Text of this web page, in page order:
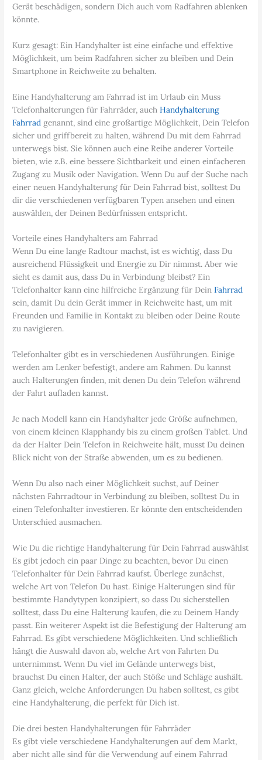
Gerät beschädigen, sondern Dich auch vom Radfahren ablenken
könnte.
Kurz gesagt: Ein Handyhalter ist eine einfache und effektive
Möglichkeit, um beim Radfahren sicher zu bleiben und Dein
Smartphone in Reichweite zu behalten.
Eine Handyhalterung am Fahrrad ist im Urlaub ein Muss
Telefonhalterungen für Fahrräder, auchHandyhalterung
Fahrrad genannt, sind eine großartige Möglichkeit, Dein Telefon
sicher und griffbereit zu halten, während Du mit dem Fahrrad
unterwegs bist. Sie können auch eine Reihe anderer Vorteile
bieten, wie z.B. eine bessere Sichtbarkeit und einen einfacheren
Zugang zu Musik oder Navigation. Wenn Du auf der Suche nach
einer neuen Handyhalterung für Dein Fahrrad bist, solltest Du
dir die verschiedenen verfügbaren Typen ansehen und einen
auswählen, der Deinen Bedürfnissen entspricht.
Vorteile eines Handyhalters am Fahrrad
Wenn Du eine lange Radtour machst, ist es wichtig, dass Du
ausreichend Flüssigkeit und Energie zu Dir nimmst. Aber wie
sieht es damit aus, dass Du in Verbindung bleibst? Ein
Telefonhalter kann eine hilfreiche Ergänzung für DeinFahrrad
sein, damit Du dein Gerät immer in Reichweite hast, um mit
Freunden und Familie in Kontakt zu bleiben oder Deine Route
zu navigieren.
Telefonhalter gibt es in verschiedenen Ausführungen. Einige
werden am Lenker befestigt, andere am Rahmen. Du kannst
auch Halterungen finden, mit denen Du dein Telefon während
der Fahrt aufladen kannst.
Je nach Modell kann ein Handyhalter jede Größe aufnehmen,
von einem kleinen Klapphandy bis zu einem großen Tablet. Und
da der Halter Dein Telefon in Reichweite hält, musst Du deinen
Blick nicht von der Straße abwenden, um es zu bedienen.
Wenn Du also nach einer Möglichkeit suchst, auf Deiner
nächsten Fahrradtour in Verbindung zu bleiben, solltest Du in
einen Telefonhalter investieren. Er könnte den entscheidenden
Unterschied ausmachen.
Wie Du die richtige Handyhalterung für Dein Fahrrad auswählst
Es gibt jedoch ein paar Dinge zu beachten, bevor Du einen
Telefonhalter für Dein Fahrrad kaufst. Überlege zunächst,
welche Art von Telefon Du hast. Einige Halterungen sind für
bestimmte Handytypen konzipiert, so dass Du sicherstellen
solltest, dass Du eine Halterung kaufen, die zu Deinem Handy
passt. Ein weiterer Aspekt ist die Befestigung der Halterung am
Fahrrad. Es gibt verschiedene Möglichkeiten. Und schließlich
hängt die Auswahl davon ab, welche Art von Fahrten Du
unternimmst. Wenn Du viel im Gelände unterwegs bist,
brauchst Du einen Halter, der auch Stöße und Schläge aushält.
Ganz gleich, welche Anforderungen Du haben solltest, es gibt
eine Handyhalterung, die perfekt für Dich ist.
Die drei besten Handyhalterungen für Fahrräder
Es gibt viele verschiedene Handyhalterungen auf dem Markt,
aber nicht alle sind für die Verwendung auf einem Fahrrad